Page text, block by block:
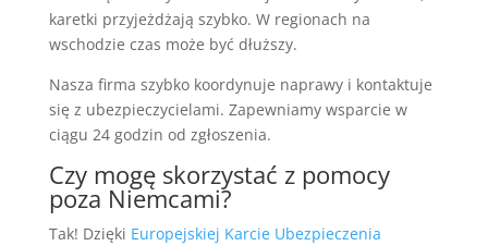
karetki przyjeżdżają szybko. W regionach na
wschodzie czas może być dłuższy.
Nasza firma szybko koordynuje naprawy i kontaktuje
się z ubezpieczycielami. Zapewniamy wsparcie w
ciągu 24 godzin od zgłoszenia.
Czy mogę skorzystać z pomocy
poza Niemcami?
Tak! Dzięki Europejskiej Karcie Ubezpieczenia